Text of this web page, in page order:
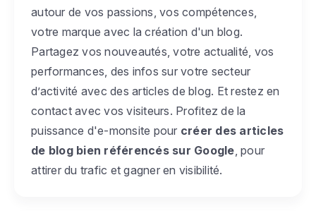
autour de vos passions, vos compétences,
votre marque avec la création d'un blog.
Partagez vos nouveautés, votre actualité, vos
performances, des infos sur votre secteur
d’activité avec des articles de blog. Et restez en
contact avec vos visiteurs. Profitez de la
puissance d'e-monsite pour créer des articles
de blog bien référencés sur Google , pour
attirer du trafic et gagner en visibilité.